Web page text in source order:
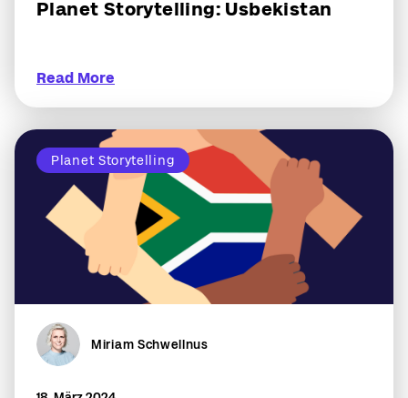
Planet Storytelling: Usbekistan
Read More
Planet Storytelling
Miriam Schwellnus